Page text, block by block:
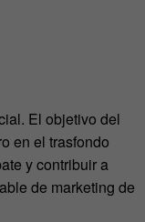
El objetivo del
en el trasfondo
y contribuir a
de marketing de